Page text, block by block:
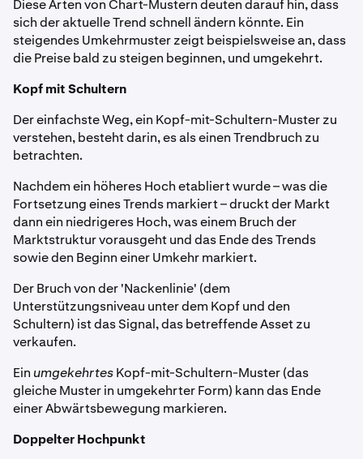
Diese Arten von Chart-Mustern deuten darauf hin, dass
sich der aktuelle Trend schnell ändern könnte. Ein
steigendes Umkehrmuster zeigt beispielsweise an, dass
die Preise bald zu steigen beginnen, und umgekehrt.
Kopf mit Schultern
Der einfachste Weg, ein Kopf-mit-Schultern-Muster zu
verstehen, besteht darin, es als einen Trendbruch zu
betrachten.
Nachdem ein höheres Hoch etabliert wurde – was die
Fortsetzung eines Trends markiert – druckt der Markt
dann ein niedrigeres Hoch, was einem Bruch der
Marktstruktur vorausgeht und das Ende des Trends
sowie den Beginn einer Umkehr markiert.
Der Bruch von der 'Nackenlinie' (dem
Unterstützungsniveau unter dem Kopf und den
Schultern) ist das Signal, das betreffende Asset zu
verkaufen.
Ein umgekehrtesKopf-mit-Schultern-Muster (das
gleiche Muster in umgekehrter Form) kann das Ende
einer Abwärtsbewegung markieren.
Doppelter Hochpunkt